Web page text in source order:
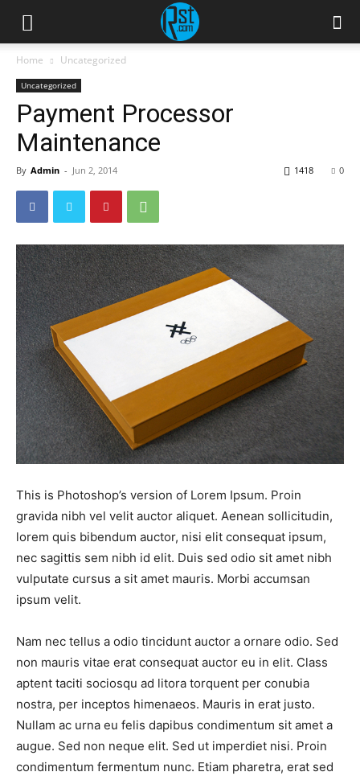
Home Uncategorized
Uncategorized
Payment Processor
Maintenance
By Admin - Jun 2, 2014 0
1418
This is Photoshop’s version of Lorem Ipsum. Proin
gravida nibh vel velit auctor aliquet. Aenean sollicitudin,
lorem quis bibendum auctor, nisi elit consequat ipsum,
nec sagittis sem nibh id elit. Duis sed odio sit amet nibh
vulputate cursus a sit amet mauris. Morbi accumsan
ipsum velit.
Nam nec tellus a odio tincidunt auctor a ornare odio. Sed
non mauris vitae erat consequat auctor eu in elit. Class
aptent taciti sociosqu ad litora torquent per conubia
nostra, per inceptos himenaeos. Mauris in erat justo.
Nullam ac urna eu felis dapibus condimentum sit amet a
augue. Sed non neque elit. Sed ut imperdiet nisi. Proin
condimentum fermentum nunc. Etiam pharetra, erat sed